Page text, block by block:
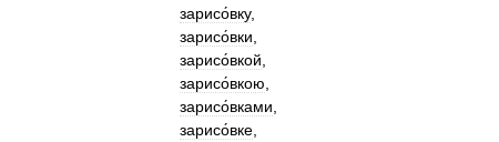
зарисо́вку,
зарисо́вки
зарисо́вкой
зарисо́вкою
зарисо́вками
зарисо́вке